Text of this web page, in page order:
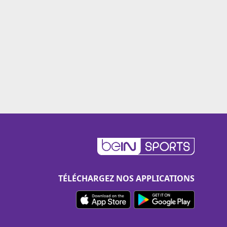
TÉLÉCHARGEZ NOS APPLICATIONS